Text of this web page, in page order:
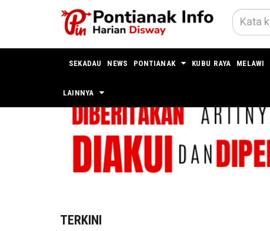
SEKADAU NEWS PONTIANAK KUBU RAYA MELAWI
LAINNYA
TERKINI